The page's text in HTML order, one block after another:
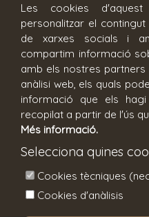
Reserva cita
Política de privacitat
Configuració de cookies
Les cookies
personalitzar el
de xarxes socials i
compartim informació
amb els nostres partners
anàlisi web, els quals
informació que els
recopilat a partir de l'ús
Més informació.
Selecciona quines
Cookies tècniques
Cookies d'anàlisis